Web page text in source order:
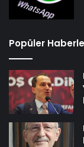
Popüler